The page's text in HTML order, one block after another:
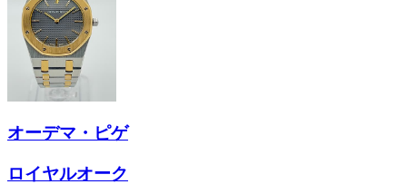
オーデマ・ピゲ
ロイヤルオーク